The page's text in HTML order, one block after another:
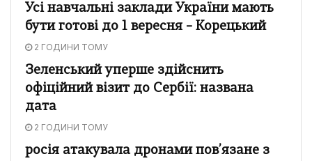
Усі навчальні заклади України мають
бути готові до 1 вересня – Корецький
2 ГОДИНИ ТОМУ
Зеленський уперше здійснить
офіційний візит до Сербії: названа
дата
2 ГОДИНИ ТОМУ
росія атакувала дронами пов’язане з